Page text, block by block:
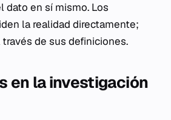
dato en sí mismo. Los
la realidad directamente;
de sus definiciones.
en la investigación